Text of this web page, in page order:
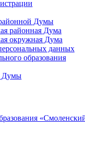
Думы
районная Дума
окружная Дума
данных
образования
Думы